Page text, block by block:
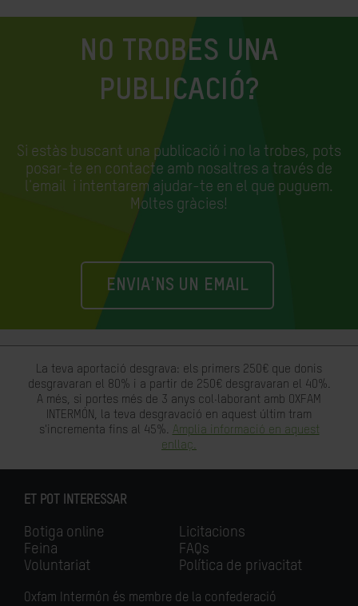
NO TROBES UNA
PUBLICACIÓ?
Si estàs buscant una publicació i no la trobes, pots
posar-te en contacte amb nosaltres a través de
l'email i intentarem ajudar-te en el que puguem.
Moltes gràcies!
ENVIA'NS UN EMAIL
La teva aportació desgrava: els primers 250€ que donis
desgravaran el 80% i a partir de 250€ desgravaran el 40%.
A més, si portes més de 3 anys col·laborant amb OXFAM
INTERMÓN, la teva desgravació en aquest últim tram
s'incrementa fins al 45%. Amplia informació en aquest
enllaç.
ET POT INTERESSAR
Botiga online
Feina
Voluntariat
Licitacions
FAQs
Política de privacitat
Oxfam Intermón és membre de la confederació